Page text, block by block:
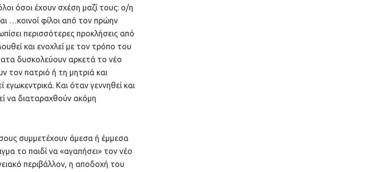
όσοι έχουν σχέση μαζί τους: ο/η
…κοινοί φίλοι από τον πρώην
περισσότερες προκλήσεις από
και ενοχλεί με τον τρόπο του
δυσκολεύουν αρκετά το νέο
τον πατριό ή τη μητριά και
Και όταν γεννηθεί και
να διαταραχθούν ακόμη
συμμετέχουν άμεσα ή έμμεσα
το παιδί να «αγαπήσει» τον νέο
περιβάλλον, η αποδοχή του